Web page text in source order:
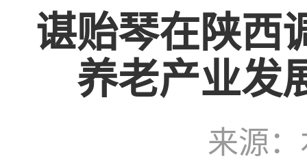
谌贻琴在陕西
养老产业发
来源